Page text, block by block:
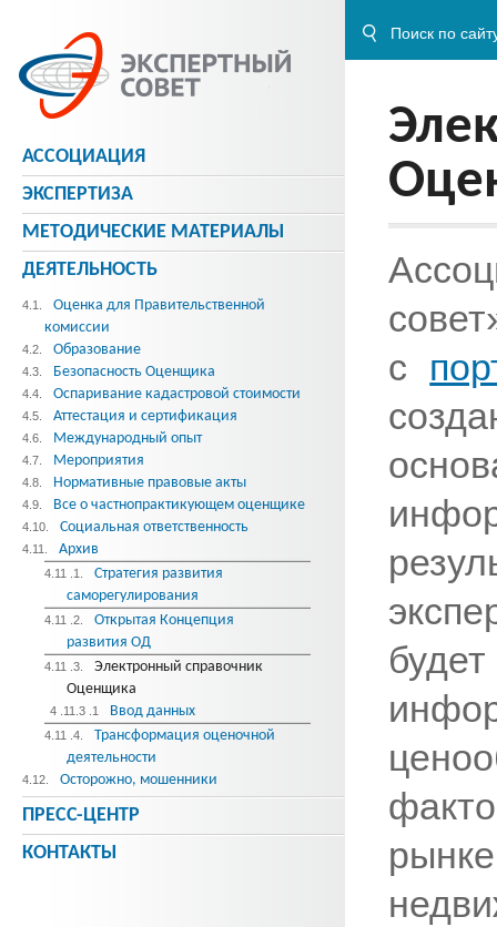
с
АССОЦИАЦИЯ
ЭКСПЕРТИЗА
МЕТОДИЧЕСКИE МАТЕРИАЛЫ
ДЕЯТЕЛЬНОСТЬ
4.1.
Оценка для Правительственной
комиссии
4.2. Образование
4.3. Безопасность Оценщика
4.4. Оспаривание кадастровой стоимости
4.5. Аттестация и сертификация
4.6. Международный опыт
4.7. Мероприятия
4.8. Нормативные правовые акты
4.9. Все о частнопрактикующем оценщике
4.10. Социальная ответственность
4.11. Архив
4.11 .1.
Стратегия развития
саморегулирования
4.11 .2.
Открытая Концепция
развития ОД
4.11 .3.
Электронный справочник
Оценщика
4 .11.3 .1 Ввод данных
4.11 .4.
Трансформация оценочной
деятельности
4.12. Осторожно, мошенники
ПРЕСС-ЦЕНТР
КОНТАКТЫ